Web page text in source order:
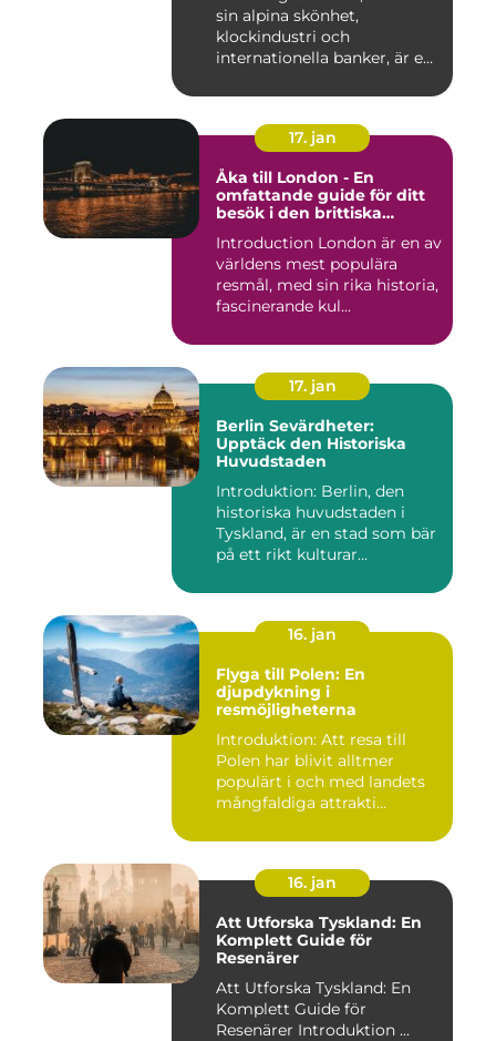
sin alpina skönhet,
klockindustri och
internationella banker, är en
17. jan
Åka till London - En
omfattande guide för ditt
besök i den brittiska
Introduction London är en av
världens mest populära
resmål, med sin rika historia,
fascinerande kul...
17. jan
Berlin Sevärdheter:
Upptäck den Historiska
Huvudstaden
Introduktion: Berlin, den
historiska huvudstaden i
Tyskland, är en stad som bär
på ett rikt kulturar...
16. jan
Flyga till Polen: En
djupdykning i
resmöjligheterna
Introduktion: Att resa till
Polen har blivit alltmer
populärt i och med landets
mångfaldiga attrakti...
16. jan
Att Utforska Tyskland: En
Komplett Guide för
Resenärer
Att Utforska Tyskland: En
Komplett Guide för
Resenärer Introduktion ...